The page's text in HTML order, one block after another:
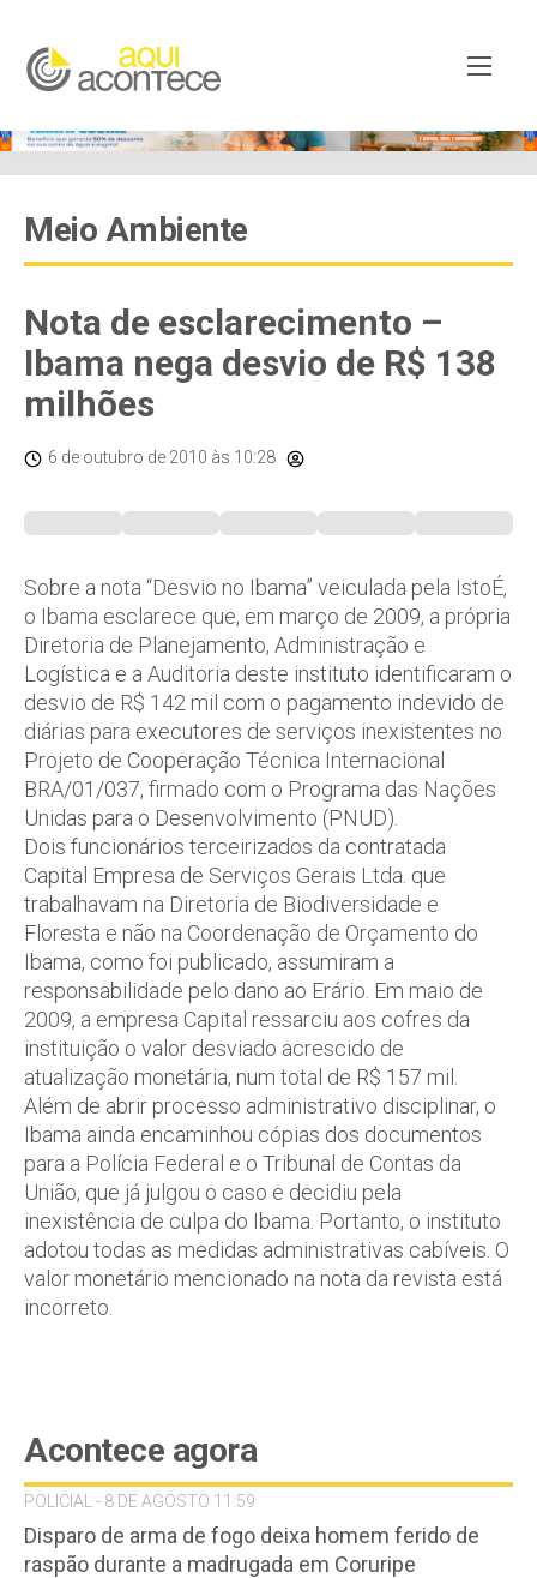
Meio Ambiente
Nota de esclarecimento –
Ibama nega desvio de R$ 138
milhões
6 de outubro de 2010 às 10:28
Sobre a nota “Desvio no Ibama” veiculada pela IstoÉ,
o Ibama esclarece que, em março de 2009, a própria
Diretoria de Planejamento, Administração e
Logística e a Auditoria deste instituto identificaram o
desvio de R$ 142 mil com o pagamento indevido de
diárias para executores de serviços inexistentes no
Projeto de Cooperação Técnica Internacional
BRA/01/037, firmado com o Programa das Nações
Unidas para o Desenvolvimento (PNUD).
Dois funcionários terceirizados da contratada
Capital Empresa de Serviços Gerais Ltda. que
trabalhavam na Diretoria de Biodiversidade e
Floresta e não na Coordenação de Orçamento do
Ibama, como foi publicado, assumiram a
responsabilidade pelo dano ao Erário. Em maio de
2009, a empresa Capital ressarciu aos cofres da
instituição o valor desviado acrescido de
atualização monetária, num total de R$ 157 mil.
Além de abrir processo administrativo disciplinar, o
Ibama ainda encaminhou cópias dos documentos
para a Polícia Federal e o Tribunal de Contas da
União, que já julgou o caso e decidiu pela
inexistência de culpa do Ibama. Portanto, o instituto
adotou todas as medidas administrativas cabíveis. O
valor monetário mencionado na nota da revista está
incorreto.
Acontece agora
POLICIAL - 8 DE AGOSTO 11:59
Disparo de arma de fogo deixa homem ferido de
raspão durante a madrugada em Coruripe